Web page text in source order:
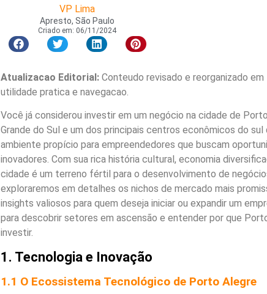
VP Lima
Apresto, São Paulo
Criado em: 06/11/2024
Atualizacao Editorial:Conteudo revisado e reorganizado
utilidade pratica e navegacao.
Você já considerou investir em um negócio na cidade de
Grande do Sul e um dos principais centros econômicos do
ambiente propício para empreendedores que buscam
inovadores. Com sua rica história cultural, economia
cidade é um terreno fértil para o desenvolvimento de
exploraremos em detalhes os nichos de mercado mais
insights valiosos para quem deseja iniciar ou expandir um
para descobrir setores em ascensão e entender por que
investir.
1. Tecnologia e Inovação
1.1 O Ecossistema Tecnológico de Porto Alegre